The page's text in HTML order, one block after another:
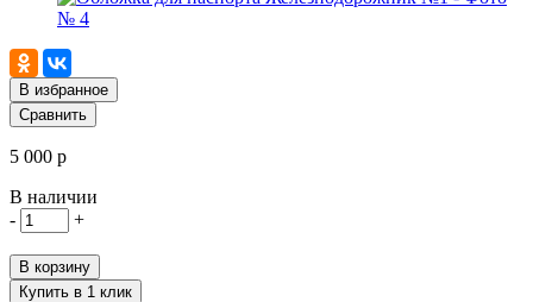
В избранное
Сравнить
5 000 р
В наличии
-
+
В корзину
Купить в 1 клик